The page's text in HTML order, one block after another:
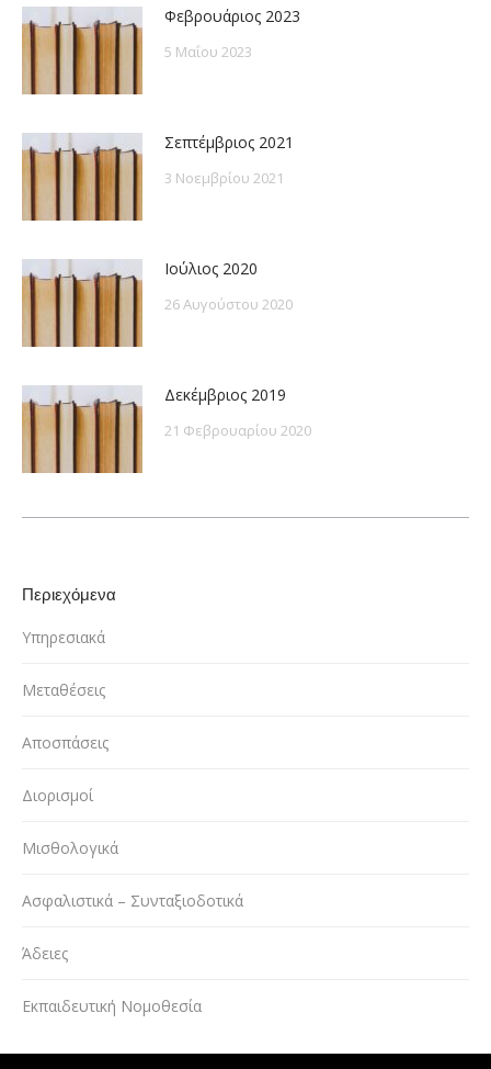
Φεβρουάριος 2023
5 Μαΐου 2023
Σεπτέμβριος 2021
3 Νοεμβρίου 2021
Ιούλιος 2020
26 Αυγούστου 2020
Δεκέμβριος 2019
21 Φεβρουαρίου 2020
Περιεχόμενα
Υπηρεσιακά
Μεταθέσεις
Αποσπάσεις
Διορισμοί
Μισθολογικά
Ασφαλιστικά – Συνταξιοδοτικά
Άδειες
Εκπαιδευτική Νομοθεσία